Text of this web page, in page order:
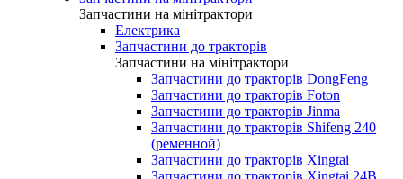
Запчастини на мінітрактори
Електрика
Запчастини до тракторів
Запчастини на мінітрактори
Запчастини до тракторів DongFeng
Запчастини до тракторів Foton
Запчастини до тракторів Jinma
Запчастини до тракторів Shifeng 240
(ременной)
Запчастини до тракторів Xingtai
Запчастини до тракторів Xingtai 24В